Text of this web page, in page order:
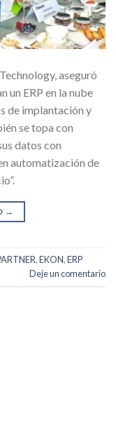
aseguró
un ERP en la nube
de implantación y
se topa con
datos con
automatización de
→
,EKON,ERP
Deje un comentario